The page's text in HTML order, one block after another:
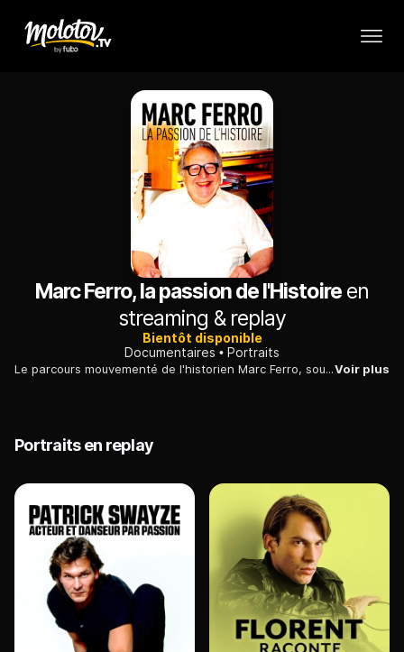
Marc Ferro, la passion de l'Histoireen
streaming & replay
Bientôt disponible
Documentaires
Portraits
Le parcours mouvementé de l'historien Marc Ferro, soucieux toute sa vie de combler le fossé entre récit d'archives et réalité vécue.Voir plus
Portraits en replay